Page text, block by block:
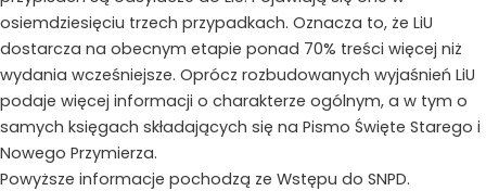
osiemdziesięciu trzech przypadkach. Oznacza to, że LiU
dostarcza na obecnym etapie ponad 70% treści więcej niż
wydania wcześniejsze. Oprócz rozbudowanych wyjaśnień LiU
podaje więcej informacji o charakterze ogólnym, a w tym o
samych księgach składających się na Pismo Święte Starego i
Nowego Przymierza.
Powyższe informacje pochodzą ze Wstępu do SNPD.